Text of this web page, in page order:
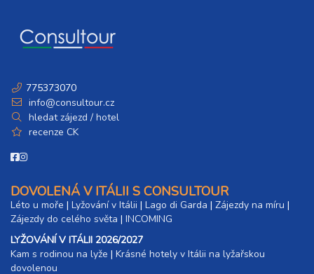
775373070
info@consultour.cz
hledat zájezd / hotel
recenze CK
DOVOLENÁ V ITÁLII S CONSULTOUR
Léto u moře | Lyžování v Itálii | Lago di Garda | Zájezdy na míru |
Zájezdy do celého světa | INCOMING
LYŽOVÁNÍ V ITÁLII 2026/2027
Kam s rodinou na lyže |​ Krásné hotely v Itálii na lyžařskou
dovolenou